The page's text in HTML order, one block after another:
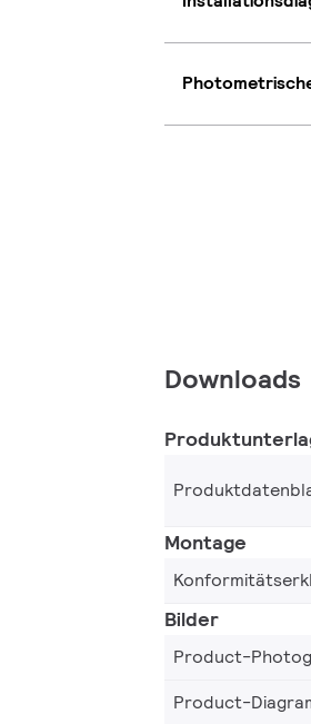
Downloads
Montage
Bilder
Product-
Product-